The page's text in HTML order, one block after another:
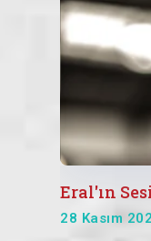
Eral'ın
28 Kasım